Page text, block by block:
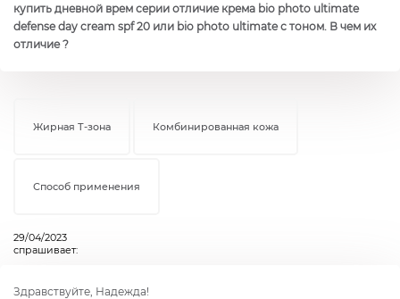
купить дневной врем серии отличие крема bio photo ultimate
defense day cream spf 20 или bio photo ultimate с тоном. В чем их
отличие ?
Жирная Т-зона Комбинированная кожа
Способ применения
29/04/2023
спрашивает:
Здравствуйте, Надежда!